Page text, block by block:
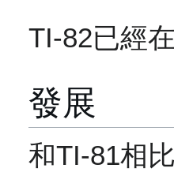
TI-82已經
發展
和TI-81相